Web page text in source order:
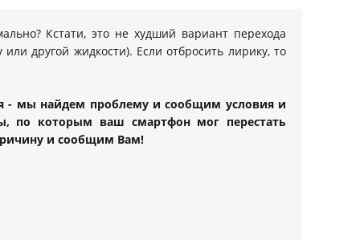
Кстати, это не худший вариант перехода
другой жидкости). Если отбросить лирику, то
- мы найдем проблему и сообщим условия и
по которым ваш смартфон мог перестать
и сообщим Вам!